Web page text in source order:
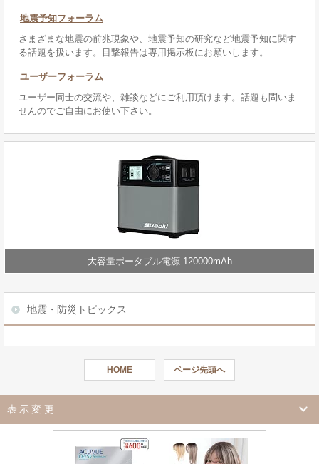
地震予知フォーラム
さまざまな地震の前兆現象や、地震予知の研究など地震予知に関す
る話題を扱います。目撃報告は専用掲示板にお願いします。
ユーザーフォーラム
ユーザー同士の交流や、雑談などにご利用頂けます。話題も問いま
せんのでご自由にお使い下さい。
大容量ポータブル電源 120000mAh
地震・防災トピックス
HOME ページ先頭へ
表示変更